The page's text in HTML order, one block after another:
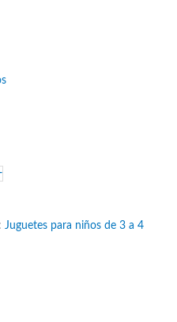
Juguetes para niños de 3 a 4